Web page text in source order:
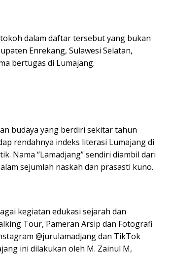
dalam daftar tersebut yang bukan
Enrekang, Sulawesi Selatan,
bertugas di Lumajang.
budaya yang berdiri sekitar tahun
rendahnya indeks literasi Lumajang di
Nama “Lamadjang” sendiri diambil dari
sejumlah naskah dan prasasti kuno.
kegiatan edukasi sejarah dan
Tour, Pameran Arsip dan Fotografi
@jurulamadjang dan TikTok
ini dilakukan oleh M. Zainul M,